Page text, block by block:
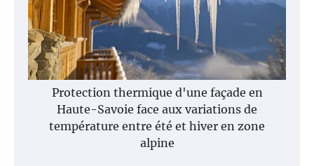
Protection thermique d'une façade en
Haute-Savoie face aux variations de
température entre été et hiver en zone
alpine